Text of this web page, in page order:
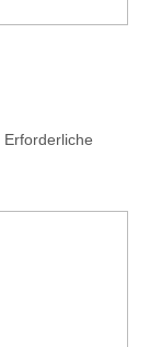
Erforderliche